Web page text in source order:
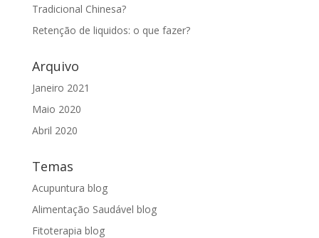
Tradicional Chinesa?
Retenção de liquidos: o que fazer?
Arquivo
Janeiro 2021
Maio 2020
Abril 2020
Temas
Acupuntura blog
Alimentação Saudável blog
Fitoterapia blog